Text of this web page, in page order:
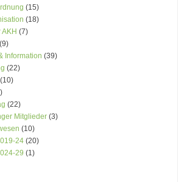
(15)
(18)
(7)
(9)
Information (39)
(22)
(10)
(22)
Mitglieder (3)
(10)
24 (20)
29 (1)